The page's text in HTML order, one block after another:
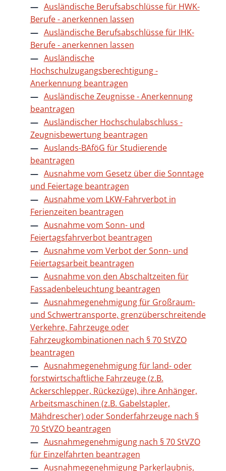
Ausländische Berufsabschlüsse für HWK-
Berufe - anerkennen lassen
Ausländische Berufsabschlüsse für IHK-
Berufe - anerkennen lassen
Ausländische
Hochschulzugangsberechtigung -
Anerkennung beantragen
Ausländische Zeugnisse - Anerkennung
beantragen
Ausländischer Hochschulabschluss -
Zeugnisbewertung beantragen
Auslands-BAföG für Studierende
beantragen
Ausnahme vom Gesetz über die Sonntage
und Feiertage beantragen
Ausnahme vom LKW-Fahrverbot in
Ferienzeiten beantragen
Ausnahme vom Sonn- und
Feiertagsfahrverbot beantragen
Ausnahme vom Verbot der Sonn- und
Feiertagsarbeit beantragen
Ausnahme von den Abschaltzeiten für
Fassadenbeleuchtung beantragen
Ausnahmegenehmigung für Großraum-
und Schwertransporte, grenzüberschreitende
Verkehre, Fahrzeuge oder
Fahrzeugkombinationen nach § 70 StVZO
beantragen
Ausnahmegenehmigung für land- oder
forstwirtschaftliche Fahrzeuge (z.B.
Ackerschlepper, Rückezüge), ihre Anhänger,
Arbeitsmaschinen (z.B. Gabelstapler,
Mähdrescher) oder Sonderfahrzeuge nach §
70 StVZO beantragen
Ausnahmegenehmigung nach § 70 StVZO
für Einzelfahrten beantragen
Ausnahmegenehmigung Parkerlaubnis,